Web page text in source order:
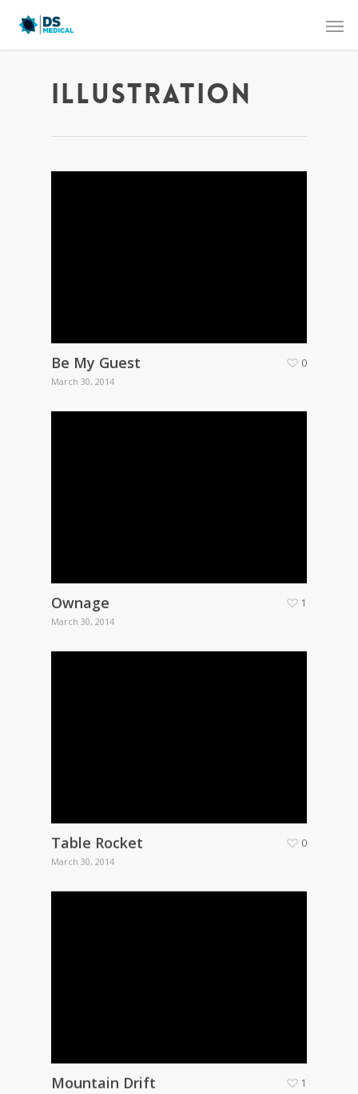
Illustration
Be My Guest
March 30, 2014
0
Ownage
March 30, 2014
1
Table Rocket
March 30, 2014
0
Mountain Drift 1